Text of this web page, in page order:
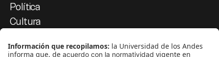
Política
Cultura
Medios y periodismo